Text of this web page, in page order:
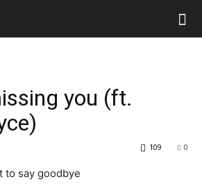
you (ft.
0
109
to say goodbye